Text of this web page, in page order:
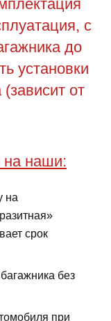
с
до
установки
от
на наши:
на
срок
без
при